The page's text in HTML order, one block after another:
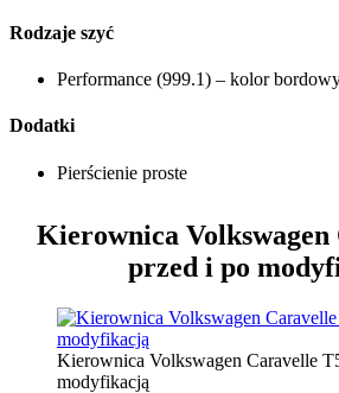
Rodzaje szyć
Performance (999.1) – kolor
Dodatki
Pierścienie proste
Kierownica Volkswagen
przed i po
Kierownica Volkswagen Caravelle
modyfikacją